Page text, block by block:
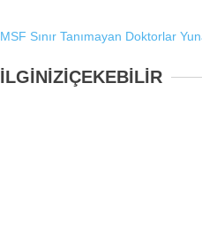
MSF Sınır Tanımayan Doktorlar
İLGİNİZİÇEKEBİLİR